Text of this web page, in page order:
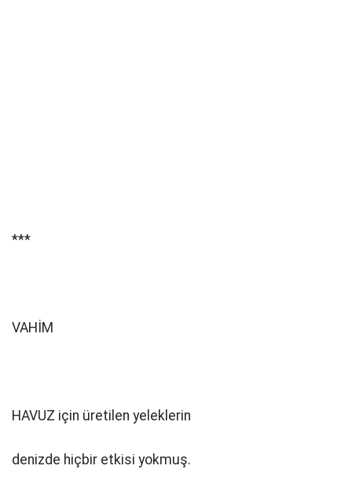
***
VAHİM
HAVUZ için üretilen yeleklerin
denizde hiçbir etkisi yokmuş.